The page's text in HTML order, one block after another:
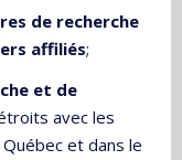
de recherche
affiliés;
et de
avec les
et dans le